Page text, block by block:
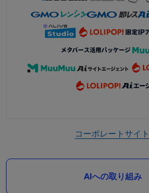
コーポレートサイト
AIへの取り組み